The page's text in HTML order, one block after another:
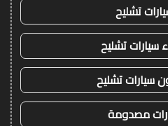
تشليح
تشليح
سيارات تشليح
مصدومة